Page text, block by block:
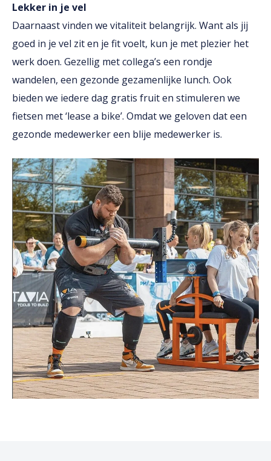
Lekker in je vel
Daarnaast vinden we vitaliteit belangrijk. Want als jij
goed in je vel zit en je fit voelt, kun je met plezier het
werk doen. Gezellig met collega’s een rondje
wandelen, een gezonde gezamenlijke lunch. Ook
bieden we iedere dag gratis fruit en stimuleren we
fietsen met ‘lease a bike’. Omdat we geloven dat een
gezonde medewerker een blije medewerker is.